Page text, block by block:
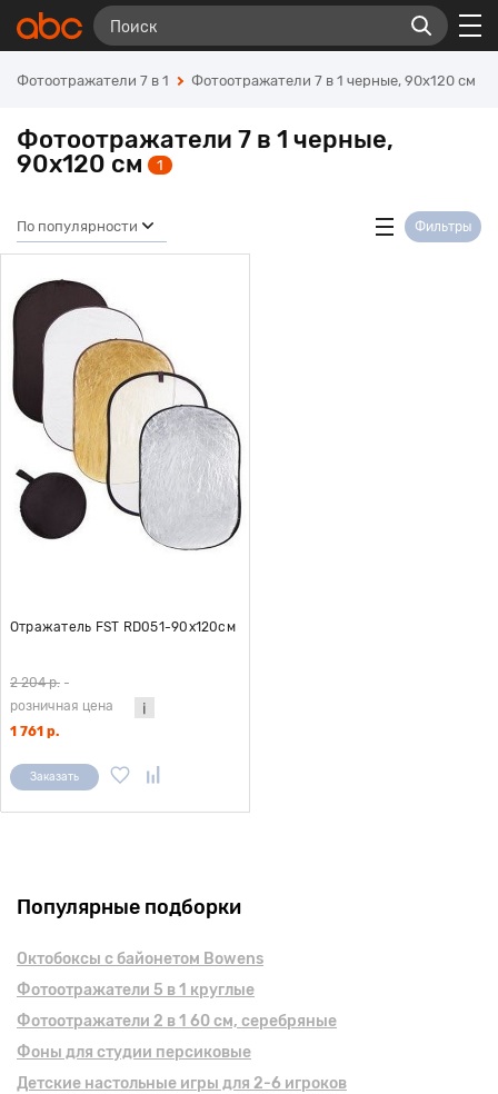
Фотоотражатели 7 в 1 Фотоотражатели 7 в 1 черные, 90х120 см
Фотоотражатели 7 в 1 черные,
90х120 см
1
По популярности Фильтры
Отражатель FST RD051-90х120см
2 204 р. -
розничная цена
1 761 р.
Заказать
Популярные подборки
Октобоксы с байонетом Bowens
Фотоотражатели 5 в 1 круглые
Фотоотражатели 2 в 1 60 см, серебряные
Фоны для студии персиковые
Детские настольные игры для 2-6 игроков